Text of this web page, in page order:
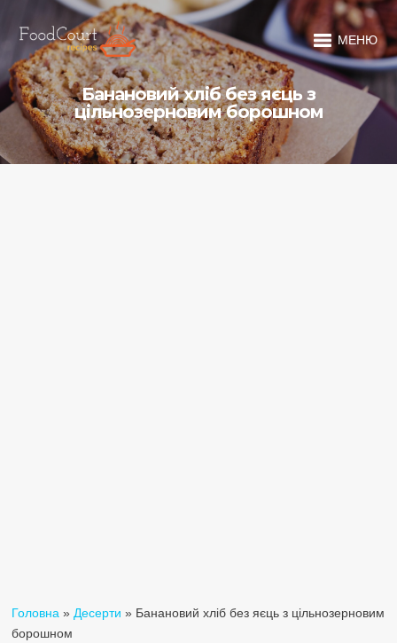
МЕНЮ
Банановий хліб без яєць з
цільнозерновим борошном
Головна » Десерти » Банановий хліб без яєць з цільнозерновим
борошном